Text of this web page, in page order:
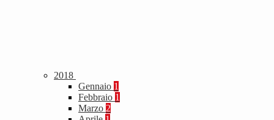
2018
Gennaio 1
Febbraio 1
Marzo 2